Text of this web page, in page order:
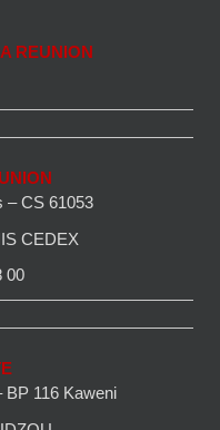
REUNION
– CS 61053
CEDEX
00
BP 116 Kaweni